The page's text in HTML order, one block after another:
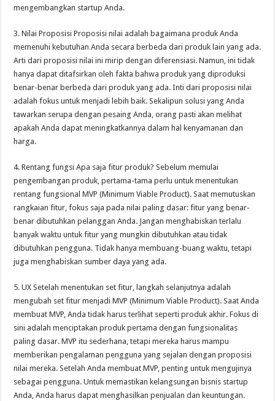
mengembangkan startup Anda.
3. Nilai Proposisi Proposisi nilai adalah bagaimana produk Anda
memenuhi kebutuhan Anda secara berbeda dari produk lain yang ada.
Arti dari proposisi nilai ini mirip dengan diferensiasi. Namun, ini tidak
hanya dapat ditafsirkan oleh fakta bahwa produk yang diproduksi
benar-benar berbeda dari produk yang ada. Inti dari proposisi nilai
adalah fokus untuk menjadi lebih baik. Sekalipun solusi yang Anda
tawarkan serupa dengan pesaing Anda, orang pasti akan melihat
apakah Anda dapat meningkatkannya dalam hal kenyamanan dan
harga.
4. Rentang fungsi Apa saja fitur produk? Sebelum memulai
pengembangan produk, pertama-tama perlu untuk menentukan
rentang fungsional MVP (Minimum Viable Product). Saat memutuskan
rangkaian fitur, fokus saja pada nilai paling dasar: fitur yang benar-
benar dibutuhkan pelanggan Anda. Jangan menghabiskan terlalu
banyak waktu untuk fitur yang mungkin dibutuhkan atau tidak
dibutuhkan pengguna. Tidak hanya membuang-buang waktu, tetapi
juga menghabiskan sumber daya yang ada.
5. UX Setelah menentukan set fitur, langkah selanjutnya adalah
mengubah set fitur menjadi MVP (Minimum Viable Product). Saat Anda
membuat MVP, Anda tidak harus terlihat seperti produk akhir. Fokus di
sini adalah menciptakan produk pertama dengan fungsionalitas
paling dasar. MVP itu sederhana, tetapi mereka harus mampu
memberikan pengalaman pengguna yang sejalan dengan proposisi
nilai mereka. Setelah Anda membuat MVP, penting untuk mengujinya
sebagai pengguna. Untuk memastikan kelangsungan bisnis startup
Anda, Anda harus dapat menghasilkan penjualan dan keuntungan.